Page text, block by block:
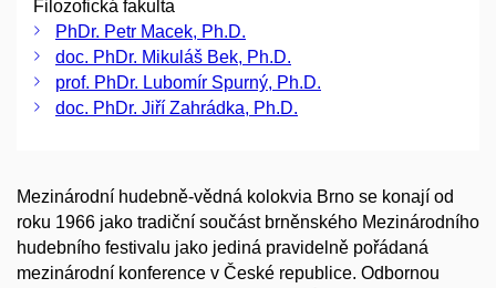
Filozofická fakulta
PhDr. Petr Macek, Ph.D.
doc. PhDr. Mikuláš Bek, Ph.D.
prof. PhDr. Lubomír Spurný, Ph.D.
doc. PhDr. Jiří Zahrádka, Ph.D.
Mezinárodní hudebně-vědná kolokvia Brno se konají od
roku 1966 jako tradiční součást brněnského Mezinárodního
hudebního festivalu jako jediná pravidelně pořádaná
mezinárodní konference v České republice. Odbornou